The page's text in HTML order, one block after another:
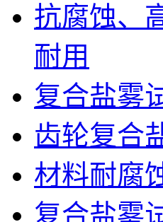
抗腐蚀、
耐用
复合盐雾
齿轮复合
材料耐腐
复合盐雾